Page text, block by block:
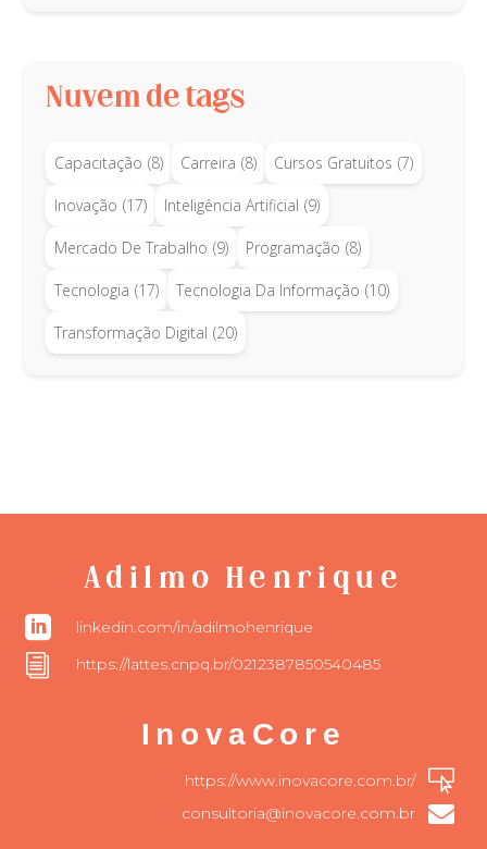
Nuvem de tags
Capacitação (8) Carreira (8) Cursos Gratuitos (7)
Inovação (17) Inteligência Artificial (9)
Mercado De Trabalho (9) Programação (8)
Tecnologia (17) Tecnologia Da Informação (10)
Transformação Digital (20)
Adilmo Henrique
 linkedin.com/in/adilmohenrique
i https://lattes.cnpq.br/0212387850540485
InovaCore

https://www.inovacore.com.br/

consultoria@inovacore.com.br